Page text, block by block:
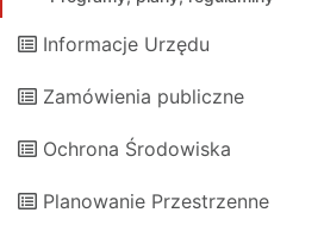
Informacje Urzędu
Zamówienia publiczne
Ochrona Środowiska
Planowanie Przestrzenne